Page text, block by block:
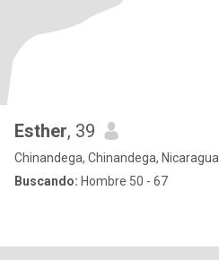
Esther, 39
Chinandega, Chinandega, Nicaragua
Buscando: Hombre 50 - 67